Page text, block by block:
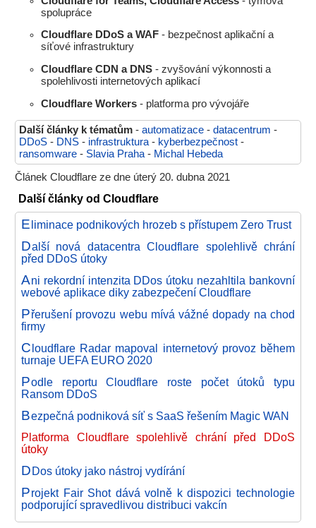
spolupráce
Cloudflare DDoS a WAF - bezpečnost aplikační a
síťové infrastruktury
Cloudflare CDN a DNS - zvyšování výkonnosti a
spolehlivosti internetových aplikací
Cloudflare Workers - platforma pro vývojáře
Další články k tématům - automatizace - datacentrum -
DDoS - DNS - infrastruktura- kyberbezpečnost -
ransomware - Slavia Praha- Michal Hebeda
Článek Cloudflare ze dne úterý 20. dubna 2021
Další články od Cloudflare
E liminace podnikových hrozeb s přístupem Zero Trust
Další nová datacentra Cloudflare spolehlivě chrání
před DDoS útoky
Ani rekordní intenzita DDos útoku nezahltila bankovní
webové aplikace diky zabezpečení Cloudflare
Přerušení provozu webu mívá vážné dopady na chod
firmy
C loudflare Radar mapoval internetový provoz během
turnaje UEFA EURO 2020
Podle reportu Cloudflare roste počet útoků typu
Ransom DDoS
Bezpečná podniková síť s SaaS řešením Magic WAN
Platforma Cloudflare spolehlivě chrání před DDoS
útoky
D Dos útoky jako nástroj vydírání
Projekt Fair Shot dává volně k dispozici technologie
podporující spravedlivou distribuci vakcín